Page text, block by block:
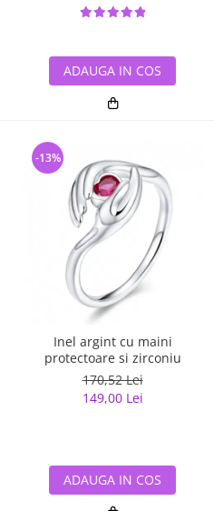
ADAUGA IN COS
Inel argint cu maini
protectoare si zirconiu
170,52 Lei
149,00 Lei
-13%
ADAUGA IN COS